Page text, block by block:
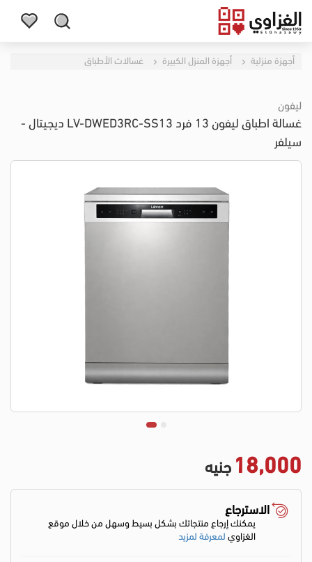
أجهزة منزلية أجهزة المنزل الكبيرة غسالات الأطباق
ليفون
غسالة اطباق ليفون 13 فرد LV-DWED3RC-SS13 ديجيتال -
سيلفر
18,000 جنيه
الاسترجاع
يمكنك إرجاع منتجاتك بشكل بسيط وسهل من خلال موقع
الغزاويلمعرفة لمزيد